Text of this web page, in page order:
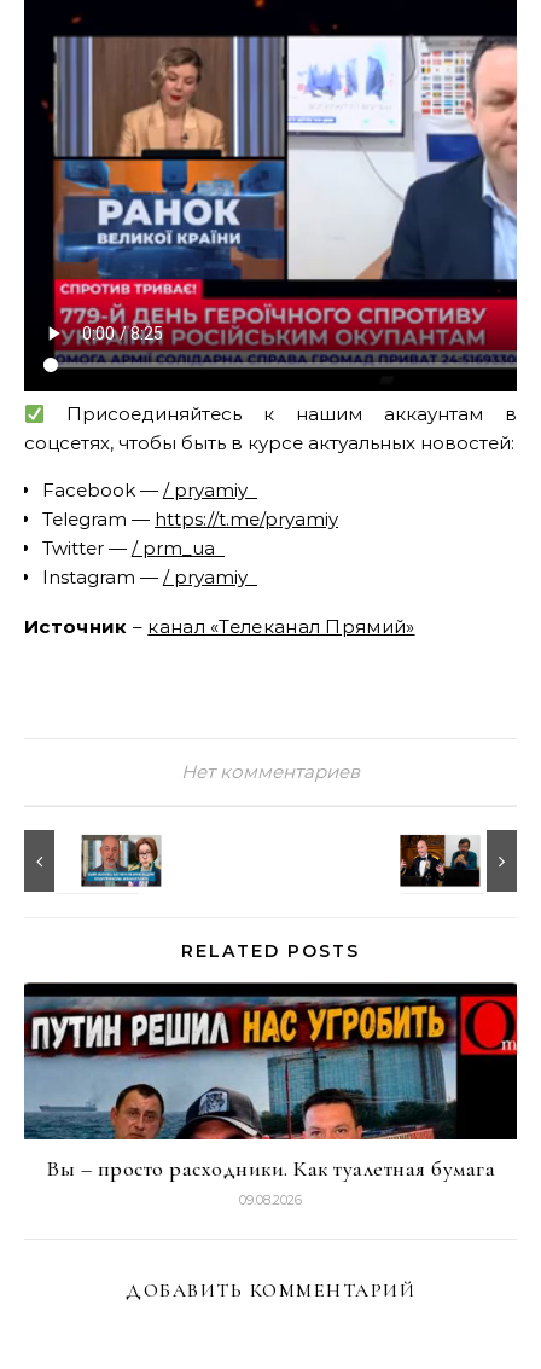
Присоединяйтесь к нашим аккаунтам в
соцсетях, чтобы быть в курсе актуальных новостей:
Facebook — / pryamiy
Telegram — https://t.me/pryamiy
Twitter — / prm_ua
Instagram — / pryamiy
Источник – канал «Телеканал Прямий»
Нет комментариев
RELATED POSTS
Вы – просто расходники. Как туалетная бумага
09.08.2026
ДОБАВИТЬ КОММЕНТАРИЙ